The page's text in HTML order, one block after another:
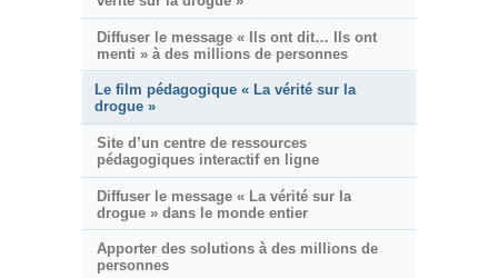
Diffuser le message « Ils ont dit… Ils ont
menti » à des millions de personnes
Le film pédagogique « La vérité sur la
drogue »
Site d’un centre de ressources
pédagogiques interactif en ligne
Diffuser le message « La vérité sur la
drogue » dans le monde entier
Apporter des solutions à des millions de
personnes